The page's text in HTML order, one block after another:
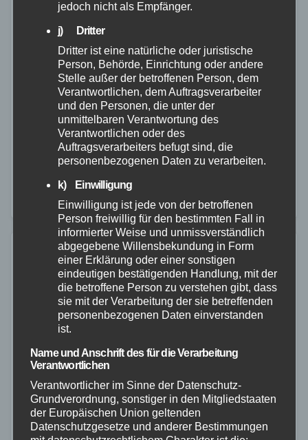
FEUERWEHR RETTUNGSDIENST WESTERWALD
Westerwaldkreis stärkt
Katastrophenschutz und erweitert
Ärzteförderung
1. JULI 2026
Der Kreistag des Westerwaldkreises hat in seiner
jüngsten Sitzung wichtige Entscheidungen für den
Katastrophenschutz und die medizinische
Versorgung im Landkreis getroffen. Bereits vor
Beginn der Sitzung wurden neue Einsatzfahrzeuge
offiziell…
jedoch nicht als Empfänger.
j) Dritter
Dritter ist eine natürliche oder juristische
Person, Behörde, Einrichtung oder andere
Stelle außer der betroffenen Person, dem
Verantwortlichen, dem Auftragsverarbeiter
und den Personen, die unter der
unmittelbaren Verantwortung des
Verantwortlichen oder des
Auftragsverarbeiters befugt sind, die
personenbezogenen Daten zu verarbeiten.
k) Einwilligung
Einwilligung ist jede von der betroffenen
Person freiwillig für den bestimmten Fall in
informierter Weise und unmissverständlich
abgegebene Willensbekundung in Form
einer Erklärung oder einer sonstigen
eindeutigen bestätigenden Handlung, mit der
die betroffene Person zu verstehen gibt, dass
sie mit der Verarbeitung der sie betreffenden
personenbezogenen Daten einverstanden
ist.
Name und Anschrift des für die Verarbeitung
Verantwortlichen
Verantwortlicher im Sinne der Datenschutz-
Grundverordnung, sonstiger in den Mitgliedstaaten
der Europäischen Union geltenden
Datenschutzgesetze und anderer Bestimmungen